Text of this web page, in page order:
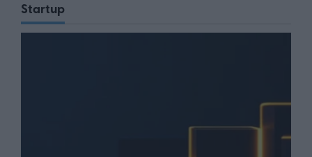
Startup